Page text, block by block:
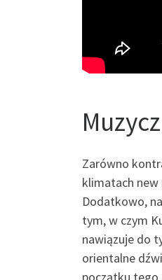
Zarówno
klimatach new
Dodatkowo,
tym, w czym
nawiązuje do
orientalne
początku